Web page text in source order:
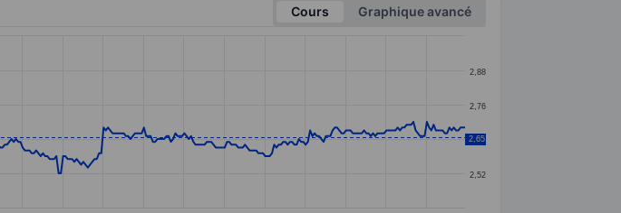
Cours
Graphique avancé
2,52
2,64
2,76
2,88
2,65